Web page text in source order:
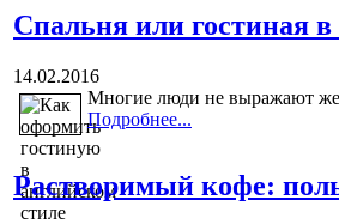
Спальня или гостиная
14.02.2016
Многие люди не выражают
Подробнее...
Растворимый кофе: